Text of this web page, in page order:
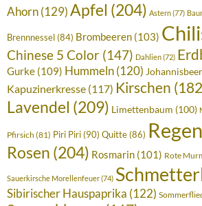
Ahorn(129)Apfel (204) Astern(77)
Brennnessel (84) Brombeeren (103)
Chinese 5 Color (147) Dahlien(72)
Gurke (109) Hummeln (120)
Kapuzinerkresse (117) Kirschen
Lavendel (209) Limettenbaum (100)
Pfirsich (81) Piri Piri(90) Quitte(86) Regen
Rosen (204) Rosmarin (101) Rote
Sauerkirsche Morellenfeuer(74)
Sibirischer Hauspaprika (122)